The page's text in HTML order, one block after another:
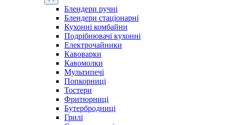
Блендери ручні
Блендери стаціонарні
Кухонні комбайни
Подрібнювачі кухонні
Електрочайники
Кавоварки
Кавомолки
Мультипечі
Попкорниці
Тостери
Фритюрниці
Бутербродниці
Грилі